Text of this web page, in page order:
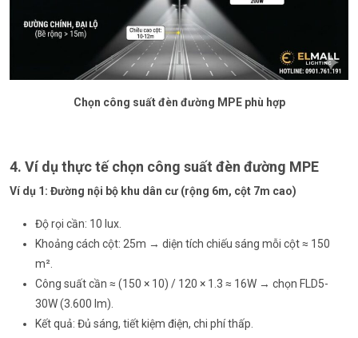
Chọn công suất đèn đường MPE phù hợp
4. Ví dụ thực tế chọn công suất đèn đường MPE
Ví dụ 1: Đường nội bộ khu dân cư (rộng 6m, cột 7m cao)
Độ rọi cần: 10 lux.
Khoảng cách cột: 25m → diện tích chiếu sáng mỗi cột ≈ 150
m².
Công suất cần ≈ (150 × 10) / 120 × 1.3 ≈ 16W → chọn FLD5-
30W(3.600 lm).
Kết quả: Đủ sáng, tiết kiệm điện, chi phí thấp.